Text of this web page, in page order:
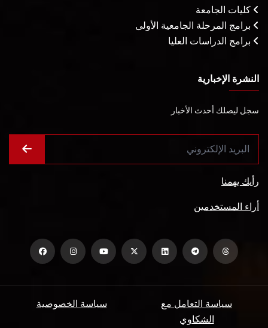
كليات الجامعة
برامج المرحلة الجامعية الأولى
برامج الدراسات العليا
النشرة الإخبارية
سجل ليصلك أحدث الأخبار
رأيك يهمنا
أراء المستخدمين
سياسة الخصوصية
سياسة التعامل مع
الشكاوي